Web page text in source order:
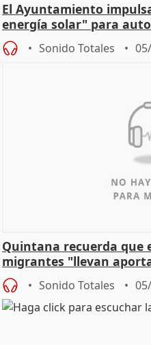
El Ayuntamiento
energía solar" para
Sonido Totales
Quintana recuerda que
migrantes "llevan
central
Sonido Totales